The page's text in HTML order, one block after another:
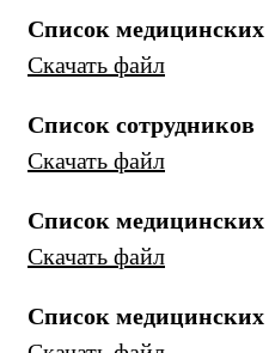
Список медицинских
Скачать файл
Список сотрудников
Скачать файл
Список медицинских
Скачать файл
Список медицинских